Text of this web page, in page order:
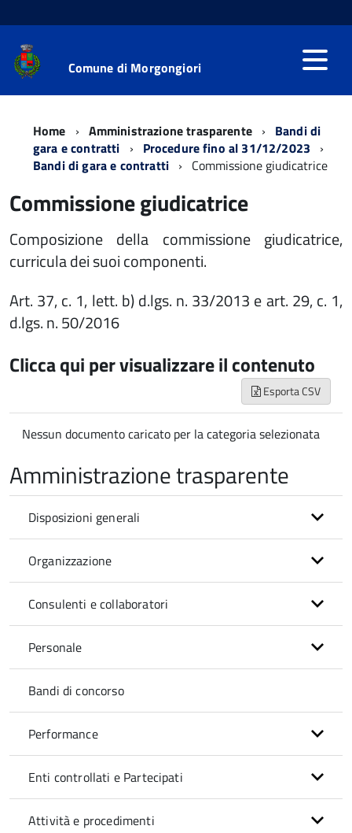
Comune di Morgongiori
Home Amministrazione trasparente
Bandi di
gara e contratti
Procedure fino al 31/12/2023
Bandi di gara e contratti
Commissione giudicatrice
Commissione giudicatrice
Composizione della commissione giudicatrice,
curricula dei suoi componenti.
Art. 37, c. 1, lett. b) d.lgs. n. 33/2013 e art. 29, c. 1,
d.lgs. n. 50/2016
Clicca qui per visualizzare il contenuto
Esporta CSV
Nessun documento caricato per la categoria selezionata
Amministrazione trasparente
Disposizioni generali
Organizzazione
Consulenti e collaboratori
Personale
Bandi di concorso
Performance
Enti controllati e Partecipati
Attività e procedimenti